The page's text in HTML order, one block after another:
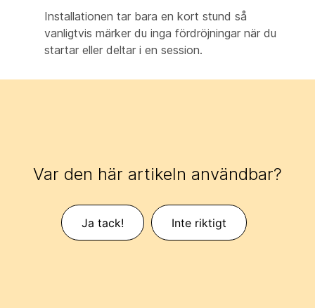
Installationen tar bara en kort stund så
vanligtvis märker du inga fördröjningar när du
startar eller deltar i en session.
Var den här artikeln användbar?
Ja tack! Inte riktigt